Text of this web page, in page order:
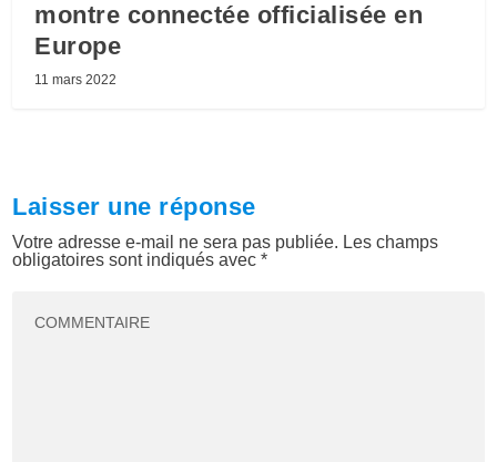
montre connectée officialisée en
Europe
11 mars 2022
Laisser une réponse
Votre adresse e-mail ne sera pas publiée. Les champs
obligatoires sont indiqués avec*